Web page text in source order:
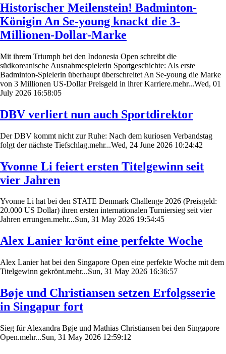
Historischer Meilenstein! Badminton-
Königin An Se-young knackt die 3-
Millionen-Dollar-Marke
Mit ihrem Triumph bei den Indonesia Open schreibt die
südkoreanische Ausnahmespielerin Sportgeschichte: Als erste
Badminton-Spielerin überhaupt überschreitet An Se-young die Marke
von 3 Millionen US-Dollar Preisgeld in ihrer Karriere.mehr...Wed, 01
July 2026 16:58:05
DBV verliert nun auch Sportdirektor
Der DBV kommt nicht zur Ruhe: Nach dem kuriosen Verbandstag
folgt der nächste Tiefschlag.mehr...Wed, 24 June 2026 10:24:42
Yvonne Li feiert ersten Titelgewinn seit
vier Jahren
Yvonne Li hat bei den STATE Denmark Challenge 2026 (Preisgeld:
20.000 US Dollar) ihren ersten internationalen Turniersieg seit vier
Jahren errungen.mehr...Sun, 31 May 2026 19:54:45
Alex Lanier krönt eine perfekte Woche
Alex Lanier hat bei den Singapore Open eine perfekte Woche mit dem
Titelgewinn gekrönt.mehr...Sun, 31 May 2026 16:36:57
Bøje und Christiansen setzen Erfolgsserie
in Singapur fort
Sieg für Alexandra Bøje und Mathias Christiansen bei den Singapore
Open.mehr...Sun, 31 May 2026 12:59:12